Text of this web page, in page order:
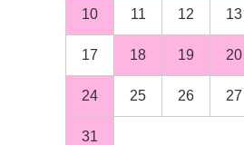
10 11 12 13
17 18 19 20
24 25 26 27
31